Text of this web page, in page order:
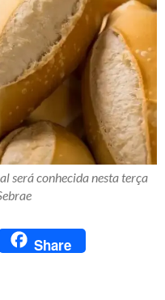
será conhecida nesta terça
Share